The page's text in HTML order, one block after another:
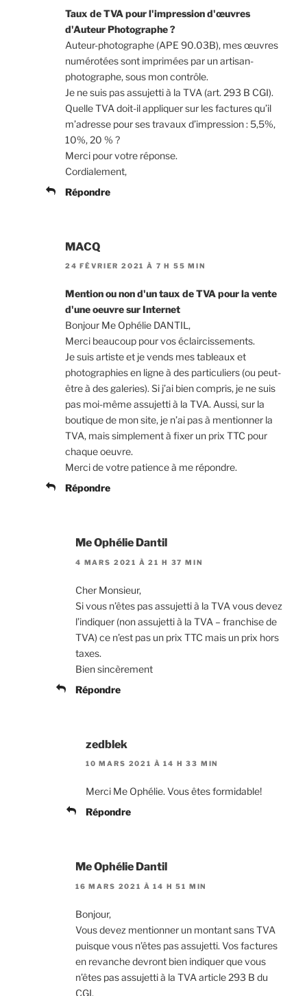
Taux de TVA pour l'impression d'œuvres
d'Auteur Photographe ?
Auteur-photographe (APE 90.03B), mes œuvres
numérotées sont imprimées par un artisan-
photographe, sous mon contrôle.
Je ne suis pas assujetti à la TVA (art. 293 B CGI).
Quelle TVA doit-il appliquer sur les factures qu’il
m’adresse pour ses travaux d’impression : 5,5%,
10%, 20 % ?
Merci pour votre réponse.
Cordialement,
Répondre
MACQ
24 FÉVRIER 2021 À 7 H 55 MIN
Mention ou non d'un taux de TVA pour la vente
d'une oeuvre sur Internet
Bonjour Me Ophélie DANTIL,
Merci beaucoup pour vos éclaircissements.
Je suis artiste et je vends mes tableaux et
photographies en ligne à des particuliers (ou peut-
être à des galeries). Si j’ai bien compris, je ne suis
pas moi-même assujetti à la TVA. Aussi, sur la
boutique de mon site, je n’ai pas à mentionner la
TVA, mais simplement à fixer un prix TTC pour
chaque oeuvre.
Merci de votre patience à me répondre.
Répondre
Me Ophélie Dantil
4 MARS 2021 À 21 H 37 MIN
Cher Monsieur,
Si vous n’êtes pas assujetti à la TVA vous devez
l’indiquer (non assujetti à la TVA – franchise de
TVA) ce n’est pas un prix TTC mais un prix hors
taxes.
Bien sincèrement
Répondre
zedblek
10 MARS 2021 À 14 H 33 MIN
Merci Me Ophélie. Vous êtes formidable!
Répondre
Me Ophélie Dantil
16 MARS 2021 À 14 H 51 MIN
Bonjour,
Vous devez mentionner un montant sans TVA
puisque vous n’êtes pas assujetti. Vos factures
en revanche devront bien indiquer que vous
n’êtes pas assujetti à la TVA article 293 B du
CGI.